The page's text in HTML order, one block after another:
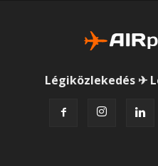
Légiközlekedés ✈